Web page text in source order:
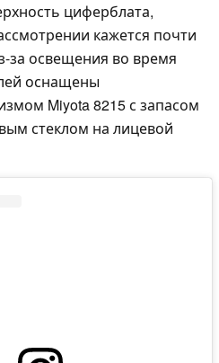
циферблата,
кажется почти
за освещения во время
оснащены
Miyota 8215 с запасом
стеклом на лицевой